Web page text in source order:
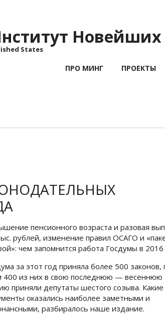
Новейших
States
ПРО МИНГ ПРОЕКТЫ
пенсионного возраста и разовая
рублей, изменение правил ОСАГО и
чем запомнится работа Госдумы в 2016
за этот год приняла более 500 законов,
400 из них в свою последнюю —
приняли депутаты шестого созыва. Какие
оказались наиболее заметными и
разбиралось наше издание.